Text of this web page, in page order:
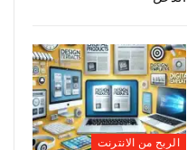
الربح من الانترنت